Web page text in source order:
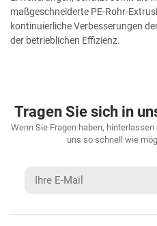
maßgeschneiderte PE-Rohr-
kontinuierliche Verbesserungen
der betrieblichen Effizienz.
Tragen Sie sich in
Wenn Sie Fragen haben,
uns so schnell wie